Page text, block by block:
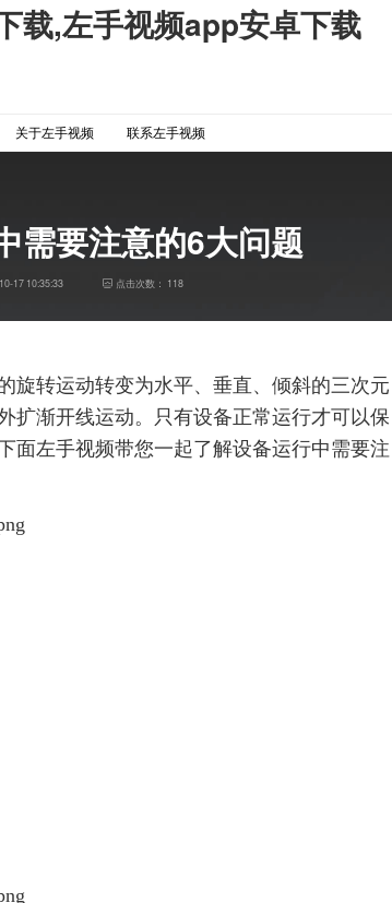
载,左手视频app安卓下载
关于左手视频 联系左手视频
需要注意的6大问题
17 10:35:33 点击次数： 118
转运动转变为水平、垂直、倾斜的三次元
外扩渐开线运动。只有设备正常运行才可以保
？下面左手视频带您一起了解设备运行中需要注